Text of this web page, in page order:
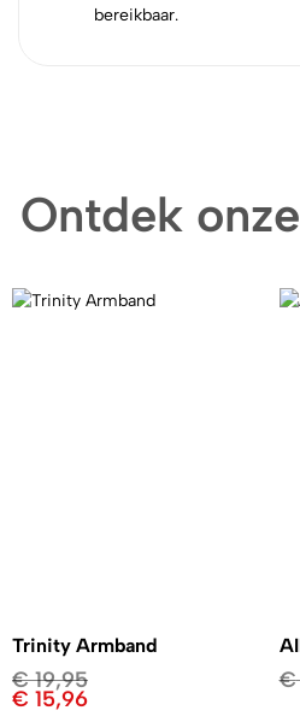
bereikbaar.
Ontdek onze
Trinity Armband
€19,95
€ 15,96
€